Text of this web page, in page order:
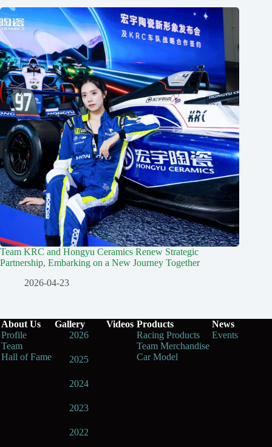
Team KRC and Hongyu Ceramics Renew Strategic
Partnership, Embarking on a New Journey Together
2026-04-23
About Us
Profile
Team
Hall of Fame
Gallery
2026
2025
2024
2023
2022
Videos Products
Racing Products
Team Merchandise
Car Model
News
Events